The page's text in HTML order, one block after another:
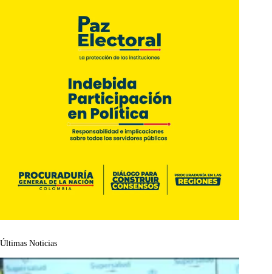
Últimas Noticias